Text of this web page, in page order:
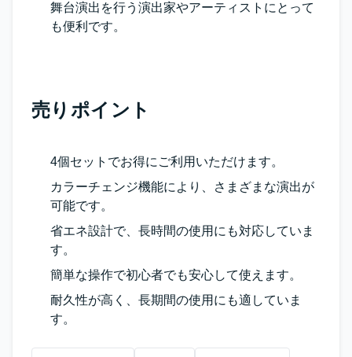
舞台演出を行う演出家やアーティストにとって
も便利です。
売りポイント
4個セットでお得にご利用いただけます。
カラーチェンジ機能により、さまざまな演出が
可能です。
省エネ設計で、長時間の使用にも対応していま
す。
簡単な操作で初心者でも安心して使えます。
耐久性が高く、長期間の使用にも適していま
す。